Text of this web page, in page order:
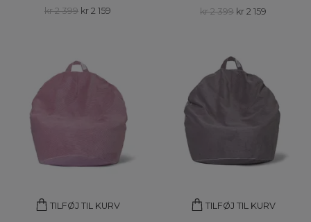
kr 2 399 kr 2 159 kr 2 399 kr 2 159
TILFØJ TIL KURV TILFØJ TIL KURV